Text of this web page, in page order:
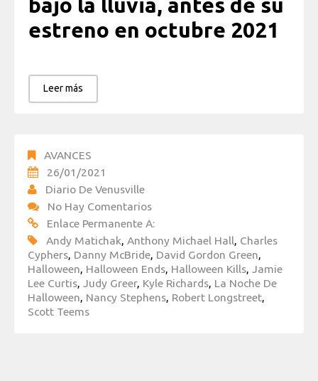
bajo la lluvia, antes de su
estreno en octubre 2021
Leer más
AVANCES
26/01/2021
Diario De Venusville
No Hay Comentarios
Enlace Permanente A:
Andy Matichak, Anthony Michael Hall, Charles
Cyphers, Danny McBride, David Gordon Green,
Halloween, Halloween Ends, Halloween Kills, Jamie
Lee Curtis, Judy Greer, Kyle Richards, La Noche De
Halloween, Nancy Stephens, Robert Longstreet,
Scott Teems